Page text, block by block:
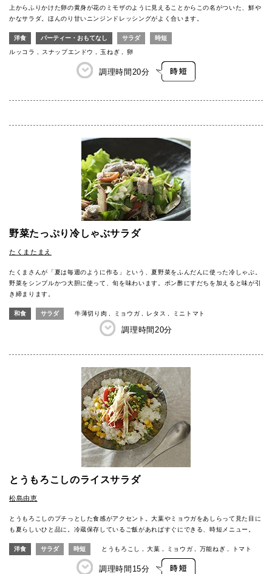
上からふりかけた卵の黄身が花のミモザのように見えることからこの名がついた、鮮や
かなサラダ。ほんのり甘いニンジンドレッシングがよく合います。
洋食 パーティー・おもてなし サラダ 時短
ルッコラ スナップエンドウ 玉ねぎ 卵
調理時間 20分
野菜たっぷり冷しゃぶサラダ
たくまたまえ
たくまさんが「夏は毎週のように作る」という、夏野菜をふんだんに使った冷しゃぶ。
野菜をシンプルかつ大胆に使って、旬を味わいます。ポン酢にすだちを加えると味が引
き締まります。
和食 サラダ 牛薄切り肉 ミョウガ レタス ミニトマト
調理時間 20分
とうもろこしのライスサラダ
松島由恵
とうもろこしのプチっとした食感がアクセント。大葉やミョウガをあしらって見た目に
も夏らしいひと品に。冷蔵保存しているご飯があればすぐにできる、時短メニュー。
洋食 サラダ 時短 とうもろこし 大葉 ミョウガ 万能ねぎ トマト
調理時間 15分